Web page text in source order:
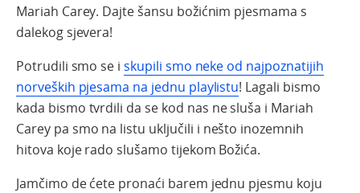
Mariah Carey. Dajte šansu božićnim pjesmama s
dalekog sjevera!
Potrudili smo se iskupili smo neke od najpoznatijih
norveških pjesama na jednu playlistu! Lagali bismo
kada bismo tvrdili da se kod nas ne sluša i Mariah
Carey pa smo na listu uključili i nešto inozemnih
hitova koje rado slušamo tijekom Božića.
Jamčimo de ćete pronaći barem jednu pjesmu koju